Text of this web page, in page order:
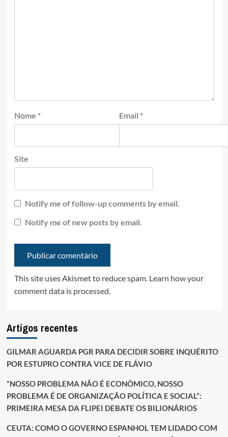
Nome * Email *
Site
Notify me of follow-up comments by email.
Notify me of new posts by email.
This site uses Akismet to reduce spam. Learn how your
comment data is processed.
Artigos recentes
GILMAR AGUARDA PGR PARA DECIDIR SOBRE INQUÉRITO
POR ESTUPRO CONTRA VICE DE FLÁVIO
“NOSSO PROBLEMA NÃO É ECONÔMICO, NOSSO
PROBLEMA É DE ORGANIZAÇÃO POLÍTICA E SOCIAL”:
PRIMEIRA MESA DA FLIPEI DEBATE OS BILIONÁRIOS
CEUTA: COMO O GOVERNO ESPANHOL TEM LIDADO COM